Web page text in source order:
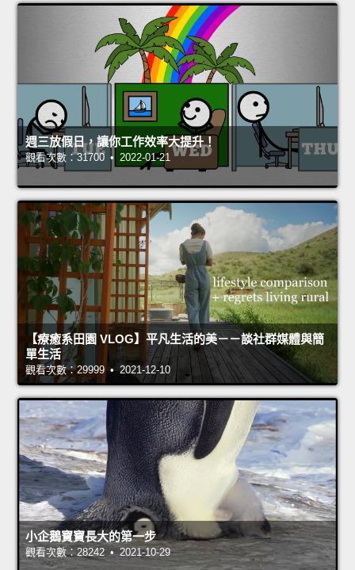
週三放假日，讓你工作效率大提升！
觀看次數：31700 • 2022-01-21
【療癒系田園 VLOG】平凡生活的美－－談社群媒體與簡
單生活
觀看次數：29999 • 2021-12-10
小企鵝寶寶長大的第一步
觀看次數：28242 • 2021-10-29